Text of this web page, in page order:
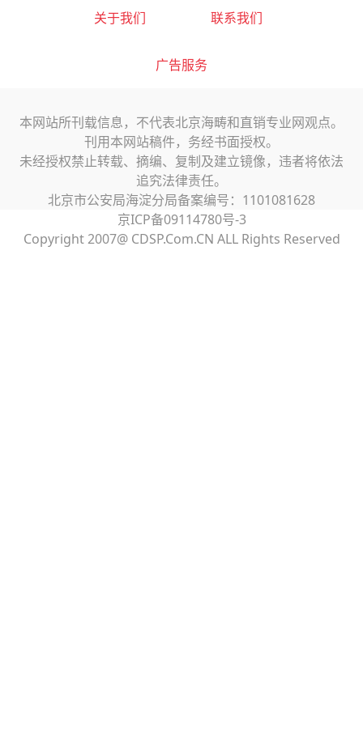
关于我们 联系我们
广告服务
本网站所刊载信息，不代表北京海畴和直销专业网观点。
刊用本网站稿件，务经书面授权。
未经授权禁止转载、摘编、复制及建立镜像，违者将依法
追究法律责任。
北京市公安局海淀分局备案编号：1101081628
京ICP备09114780号-3
Copyright 2007@ CDSP.Com.CN ALL Rights Reserved